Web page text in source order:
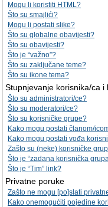
Mogu li koristiti HTML?
Što su smajlići?
Mogu li postati slike?
Što su globalne obavijesti?
Što su obavijesti?
Što je “važno”?
Što su zaključane teme?
Što su ikone tema?
Stupnjevanje korisnika/ca i
Što su administratori/ce?
Što su moderatori/ce?
Što su korisničke grupe?
Kako mogu postati članom/
Kako mogu postati vođa
Zašto su (neke) korisničke
Što je “zadana korisnička
Što je “Tim” link?
Privatne poruke
Zašto ne mogu [po]slati
Kako onemogućiti pojedine